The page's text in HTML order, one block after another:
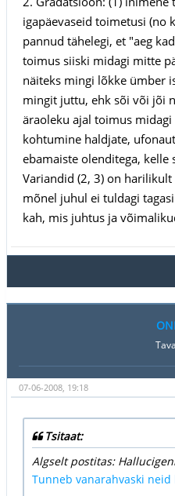
igapäevaseid toimetusi (no
pannud tähelegi, et "aeg
toimus siiski midagi mitte
näiteks mingi lõkke ümber
mingit juttu, ehk sõi või jõi
äraoleku ajal toimus
kohtumine haldjate,
ebamaiste olenditega, kelle
Variandid (2, 3) on
mõnel juhul ei tuldagi
kah, mis juhtus ja
07-06-2008, 19:18
Tsitaat:
Algselt postitas:
Tunneb vanarahvaski neid